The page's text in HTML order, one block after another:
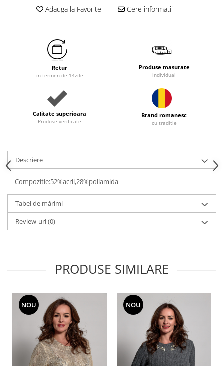
Adauga la Favorite Cere informatii
Retur
in termen de 14zile
Produse masurate
individual
Calitate superioara
Produse verificate
Brand romanesc
cu traditie
Descriere
Compozitie:52%acril,28%poliamida
Tabel de mărimi
Review-uri(0)
PRODUSE SIMILARE
NOU NOU